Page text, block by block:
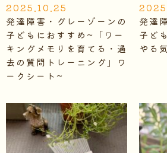
2025.10.25
発達障害・グレーゾーンの
子どもにおすすめ~「ワー
キングメモリを育てる・過
去の質問トレーニング」ワ
ークシート~
発達
子ど
やる